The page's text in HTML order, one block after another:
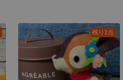
残り1点